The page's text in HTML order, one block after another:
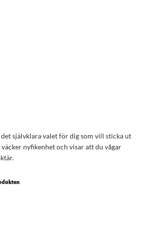
det självklara valet för dig som vill sticka ut
väcker nyfikenhet och visar att du vågar